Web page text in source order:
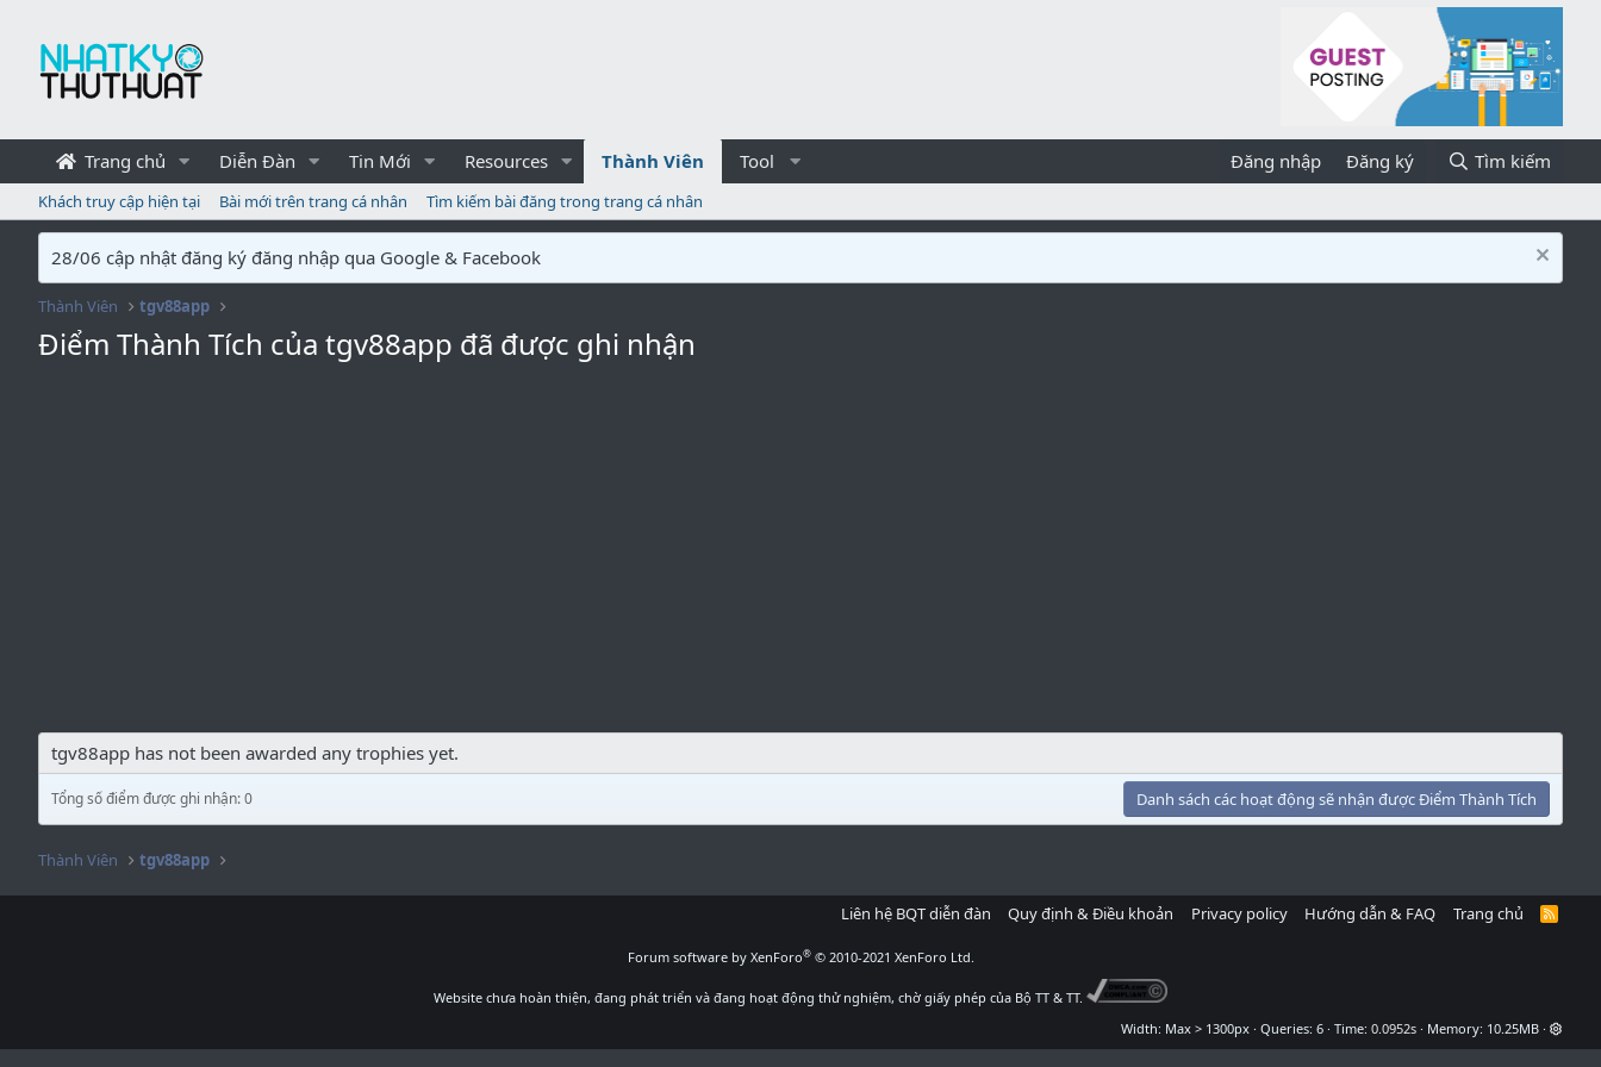
Trang chủ Diễn Đàn Tin Mới Resources Thành Viên Tool Đăng nhập Đăng ký Tìm kiếm
Khách truy cập hiện tại Bài mới trên trang cá nhân Tìm kiếm bài đăng trong trang cá nhân
28/06 cập nhật đăng ký đăng nhập qua Google & Facebook
Thành Viên tgv88app
Điểm Thành Tích của tgv88app đã được ghi nhận
tgv88app has not been awarded any trophies yet.
Tổng số điểm được ghi nhận: 0 Danh sách các hoạt động sẽ nhận được Điểm Thành Tích
Thành Viên tgv88app
Liên hệ BQT diễn đàn Quy định & Điều khoản Privacy policy Hướng dẫn & FAQ Trang chủ
R
Forum software by XenForo® © 2010-2021 XenForo Ltd.
Website chưa hoàn thiện, đang phát triển và đang hoạt động thử nghiệm, chờ giấy phép của Bộ TT & TT.
Width
Queries 6 Time 0.0952s Memory 10.25MB